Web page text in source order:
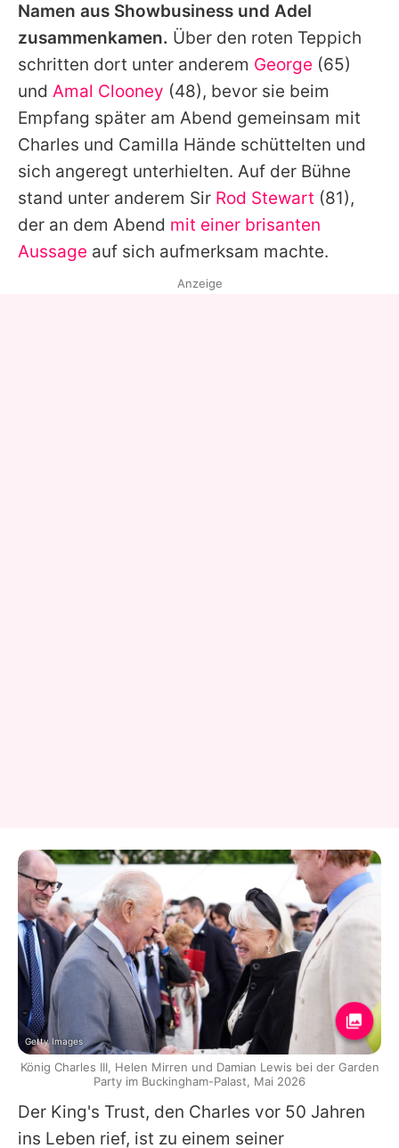
Namen aus Showbusiness und Adel
zusammenkamen. Über den roten Teppich
schritten dort unter anderem George (65)
und Amal Clooney (48), bevor sie beim
Empfang später am Abend gemeinsam mit
Charles und Camilla Hände schüttelten und
sich angeregt unterhielten. Auf der Bühne
stand unter anderem Sir Rod Stewart (81),
der an dem Abend mit einer brisanten
Aussage auf sich aufmerksam machte.
Der King's Trust, den Charles vor 50 Jahren
ins Leben rief, ist zu einem seiner
Anzeige
Getty Images
König Charles III, Helen Mirren und Damian Lewis bei der Garden
Party im Buckingham-Palast, Mai 2026